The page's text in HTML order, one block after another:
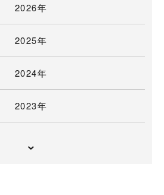
2026年
2025年
2024年
2023年